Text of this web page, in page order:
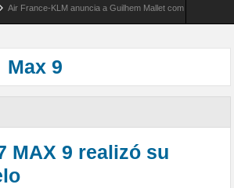
France-KLM anuncia a Guilhem Mallet como nuevo Director
Max 9
MAX 9 realizó su